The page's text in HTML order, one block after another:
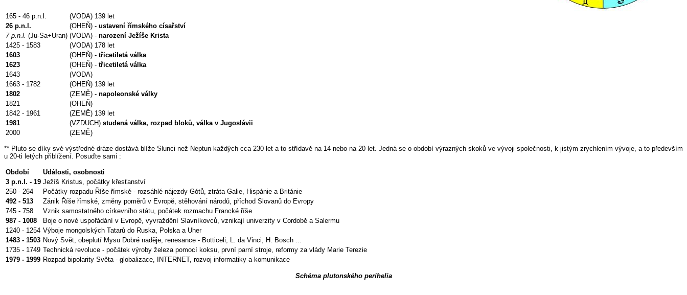
165 - 46 p.n.l.
(VODA) 139 let
26 p.n.l.
(OHEŇ) - ustavení římského císařství
7 p.n.l. (Ju-Sa+Uran) (VODA) - narození Ježíše Krista
1425 - 1583
(VODA) 178 let
1603
(OHEŇ) - třicetiletá válka
1623
(OHEŇ) - třicetiletá válka
1643
(VODA)
1663 - 1782
(OHEŇ) 139 let
1802
(ZEMĚ) - napoleonské války
1821
(OHEŇ)
1842 - 1961
(ZEMĚ) 139 let
1981
(VZDUCH) studená válka, rozpad bloků, válka v Jugoslávii
2000
(ZEMĚ)
** Pluto se díky své výstředné dráze dostává blíže Slunci než Neptun každých cca 230 let a to střídavě na 14 nebo na 20 let. Jedná se o období výrazných skoků ve vývoji společnosti, k jistým zrychlením vývoje, a to především
u 20-ti letých přiblížení. Posuďte sami :
Období
Události, osobnosti
3 p.n.l. - 19 Ježíš Kristus, počátky křesťanství
250 - 264
Počátky rozpadu Říše římské - rozsáhlé nájezdy Gótů, ztráta Galie, Hispánie a Británie
492 - 513
Zánik Říše římské, změny poměrů v Evropě, stěhování národů, příchod Slovanů do Evropy
745 - 758
Vznik samostatného církevního státu, počátek rozmachu Francké říše
987 - 1008
Boje o nové uspořádání v Evropě, vyvraždění Slavníkovců, vznikají univerzity v Cordobě a Salermu
1240 - 1254 Výboje mongolských Tatarů do Ruska, Polska a Uher
1483 - 1503 Nový Svět, obeplutí Mysu Dobré naděje, renesance - Botticeli, L. da Vinci, H. Bosch ...
1735 - 1749 Technická revoluce - počátek výroby železa pomocí koksu, první parní stroje, reformy za vlády Marie Terezie
1979 - 1999 Rozpad bipolarity Světa - globalizace, INTERNET, rozvoj informatiky a komunikace
Schéma plutonského perihelia